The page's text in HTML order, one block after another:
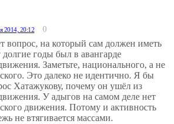
2014, 20:12 0
вопрос, на который сам должен иметь
долгие годы был в авангарде
Заметьте, национального, а не
Это далеко не идентично. Я бы
Хатажукову, почему он ушёл из
У адыгов на самом деле нет
движения. Потому и активность
не втягивается массами.